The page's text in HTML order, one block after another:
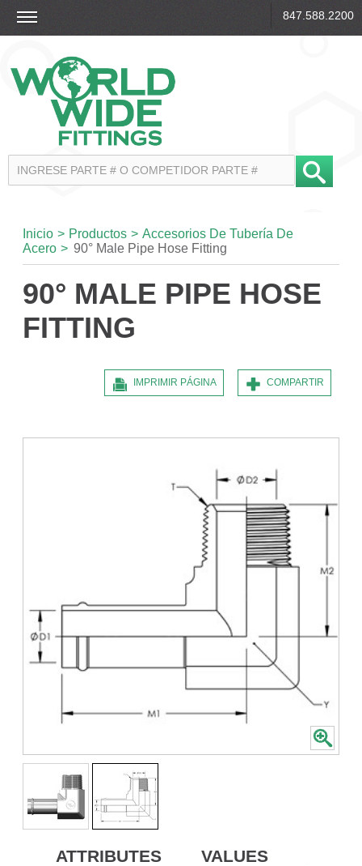
847.588.2200
Inicio > Productos > Accesorios De Tubería De
Acero > 90° Male Pipe Hose Fitting
90° MALE PIPE HOSE
FITTING
COMPARTIR
IMPRIMIR PÁGINA
ATTRIBUTES VALUES